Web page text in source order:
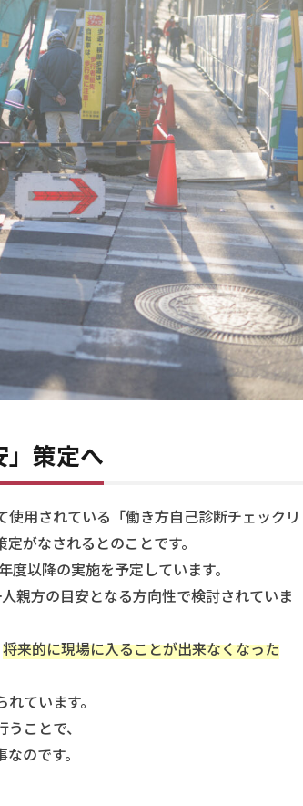
策定へ
用されている「働き方自己診断チェックリ
定がなされるとのことです。
度以降の実施を予定しています。
親方の目安となる方向性で検討されていま
将来的に現場に入ることが出来なくなった
ています。
ことで、
のです。